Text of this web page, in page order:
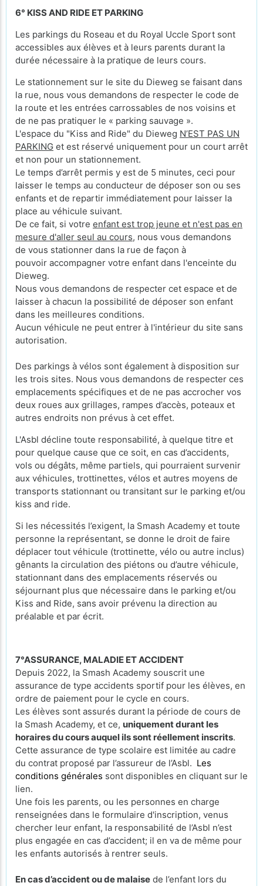
6° KISS AND RIDE ET PARKING
Les parkings du Roseau et du Royal Uccle Sport sont
accessibles aux élèves et à leurs parents durant la
durée nécessaire à la pratique de leurs cours.
Le stationnement sur le site du Dieweg se faisant dans
la rue, nous vous demandons de respecter le code de
la route et les entrées carrossables de nos voisins et
de ne pas pratiquer le « parking sauvage ».
L'espace du "Kiss and Ride" du Dieweg N’EST PAS UN
PARKING et est réservé uniquement pour un court arrêt
et non pour un stationnement.
Le temps d’arrêt permis y est de 5 minutes, ceci pour
laisser le temps au conducteur de déposer son ou ses
enfants et de repartir immédiatement pour laisser la
place au véhicule suivant.
De ce fait, si votre enfant est trop jeune et n'est pas en
mesure d'aller seul au cours, nous vous demandons
de vous stationner dans la rue de façon à
pouvoir accompagner votre enfant dans l'enceinte du
Dieweg.
Nous vous demandons de respecter cet espace et de
laisser à chacun la possibilité de déposer son enfant
dans les meilleures conditions.
Aucun véhicule ne peut entrer à l'intérieur du site sans
autorisation.
Des parkings à vélos sont également à disposition sur
les trois sites. Nous vous demandons de respecter ces
emplacements spécifiques et de ne pas accrocher vos
deux roues aux grillages, rampes d’accès, poteaux et
autres endroits non prévus à cet effet.
L'Asbl décline toute responsabilité, à quelque titre et
pour quelque cause que ce soit, en cas d’accidents,
vols ou dégâts, même partiels, qui pourraient survenir
aux véhicules, trottinettes, vélos et autres moyens de
transports stationnant ou transitant sur le parking et/ou
kiss and ride.
Si les nécessités l’exigent, la Smash Academy et toute
personne la représentant, se donne le droit de faire
déplacer tout véhicule (trottinette, vélo ou autre inclus)
gênants la circulation des piétons ou d’autre véhicule,
stationnant dans des emplacements réservés ou
séjournant plus que nécessaire dans le parking et/ou
Kiss and Ride, sans avoir prévenu la direction au
préalable et par écrit.
7°ASSURANCE, MALADIE ET ACCIDENT
Depuis 2022, la Smash Academy souscrit une
assurance de type accidents sportif pour les élèves, en
ordre de paiement pour le cycle en cours.
Les élèves sont assurés durant la période de cours de
la Smash Academy, et ce, uniquement durant les
horaires du cours auquel ils sont réellement inscrits.
Cette assurance de type scolaire est limitée au cadre
du contrat proposé par l’assureur de l’Asbl. Les
conditions générales sont disponibles en cliquant sur le
lien.
Une fois les parents, ou les personnes en charge
renseignées dans le formulaire d'inscription, venus
chercher leur enfant, la responsabilité de l’Asbl n’est
plus engagée en cas d’accident; il en va de même pour
les enfants autorisés à rentrer seuls.
En cas d’accident ou de malaise de l’enfant lors du